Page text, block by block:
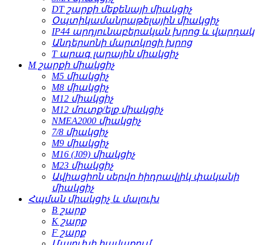
DT շարքի մեքենայի միակցիչ
Օպտիկամանրաթելային միակցիչ
IP44 արդյունաբերական խրոց և վարդակ
Անդերսոնի մարտկոցի խրոց
T արագ լարային միակցիչ
M շարքի միակցիչ
M5 միակցիչ
M8 միակցիչ
M12 միակցիչ
M12 մուտք/ելք միակցիչ
NMEA2000 միակցիչ
7/8 միակցիչ
M9 միակցիչ
M16 (J09) միակցիչ
M23 միակցիչ
Ավիացիոն սերվո հիդրավլիկ փականի
միակցիչ
Հպման միակցիչ և մալուխ
B շարք
K շարք
F շարք